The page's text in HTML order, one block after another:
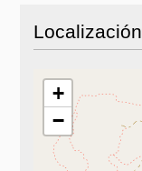
Localización
+
−